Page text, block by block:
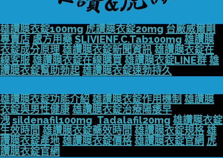
雄讚膜衣錠100mg 虎讚膜衣錠20mg 台廠威爾剛
專賣店 處方用藥 SLIVIENF.C.Tab100mg 雄讚膜
衣錠成分原理 雄讚膜衣錠新聞資訊 雄讚膜衣錠在
線客服 雄讚膜衣錠在線購買 雄讚膜衣錠LINE群 雄
讚膜衣錠幫助勃起 雄讚膜衣錠速勃持久
雄讚膜衣錠功能介紹 雄讚膜衣錠作用機制 雄讚膜
衣錠與男性健康 雄讚膜衣錠治療陽痿早
洩 sildenafil100mg Tadalafil20mg 雄讚膜衣錠
生效時間 雄讚膜衣錠藥效時間 雄讚膜衣錠規格 雄
讚膜衣錠產地 雄讚膜衣錠價格 雄讚膜衣錠官網 虎
讚膜衣錠官網